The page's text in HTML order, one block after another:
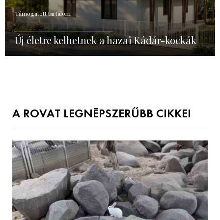
Támogatott tartalom
Új életre kelhetnek a hazai Kádár-kockák
A ROVAT LEGNÉPSZERŰBB CIKKEI